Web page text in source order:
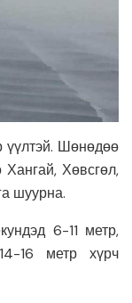
үүлтэй. Шөнөдөө
Хангай, Хөвсгөл,
шуурна.
6-11 метр,
16 метр хүрч